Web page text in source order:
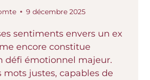
9 décembre 2025
sentiments envers un ex
encore constitue
défi émotionnel majeur.
mots justes, capables de